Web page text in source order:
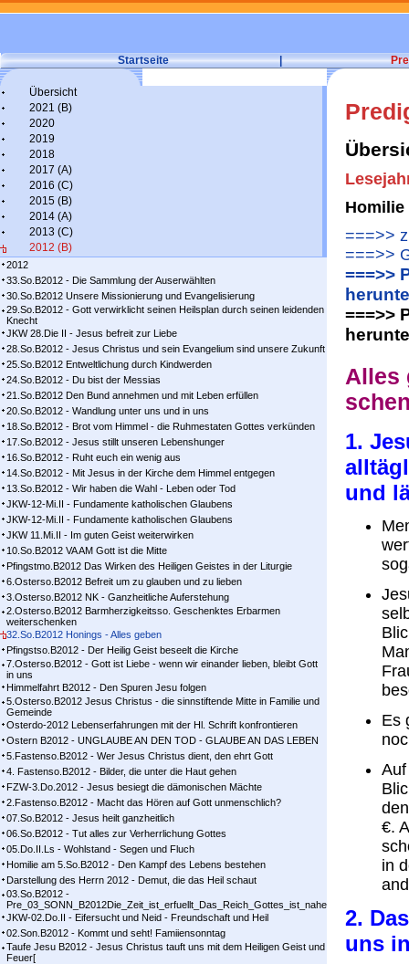
Startseite |
Übersicht
2021 (B)
2020
2019
2018
2017 (A)
2016 (C)
2015 (B)
2014 (A)
2013 (C)
2012 (B)
2012
33.So.B2012 - Die Sammlung der Auserwählten
30.So.B2012 Unsere Missionierung und Evangelisierung
29.So.B2012 - Gott verwirklicht seinen Heilsplan durch seinen leidenden
Knecht
JKW 28.Die II - Jesus befreit zur Liebe
28.So.B2012 - Jesus Christus und sein Evangelium sind unsere Zukunft
25.So.B2012 Entweltlichung durch Kindwerden
24.So.B2012 - Du bist der Messias
21.So.B2012 Den Bund annehmen und mit Leben erfüllen
20.So.B2012 - Wandlung unter uns und in uns
18.So.B2012 - Brot vom Himmel - die Ruhmestaten Gottes verkünden
17.So.B2012 - Jesus stillt unseren Lebenshunger
16.So.B2012 - Ruht euch ein wenig aus
14.So.B2012 - Mit Jesus in der Kirche dem Himmel entgegen
13.So.B2012 - Wir haben die Wahl - Leben oder Tod
JKW-12-Mi.II - Fundamente katholischen Glaubens
JKW-12-Mi.II - Fundamente katholischen Glaubens
JKW 11.Mi.II - Im guten Geist weiterwirken
10.So.B2012 VA AM Gott ist die Mitte
Pfingstmo.B2012 Das Wirken des Heiligen Geistes in der Liturgie
6.Osterso.B2012 Befreit um zu glauben und zu lieben
3.Osterso.B2012 NK - Ganzheitliche Auferstehung
2.Osterso.B2012 Barmherzigkeitsso. Geschenktes Erbarmen
weiterschenken
32.So.B2012 Honings - Alles geben
Pfingstso.B2012 - Der Heilig Geist beseelt die Kirche
7.Osterso.B2012 - Gott ist Liebe - wenn wir einander lieben, bleibt Gott
in uns
Himmelfahrt B2012 - Den Spuren Jesu folgen
5.Osterso.B2012 Jesus Christus - die sinnstiftende Mitte in Familie und
Gemeinde
Osterdo-2012 Lebenserfahrungen mit der Hl. Schrift konfrontieren
Ostern B2012 - UNGLAUBE AN DEN TOD - GLAUBE AN DAS LEBEN
5.Fastenso.B2012 - Wer Jesus Christus dient, den ehrt Gott
4. Fastenso.B2012 - Bilder, die unter die Haut gehen
FZW-3.Do.2012 - Jesus besiegt die dämonischen Mächte
2.Fastenso.B2012 - Macht das Hören auf Gott unmenschlich?
07.So.B2012 - Jesus heilt ganzheitlich
06.So.B2012 - Tut alles zur Verherrlichung Gottes
05.Do.II.Ls - Wohlstand - Segen und Fluch
Homilie am 5.So.B2012 - Den Kampf des Lebens bestehen
Darstellung des Herrn 2012 - Demut, die das Heil schaut
03.So.B2012 -
Pre_03_SONN_B2012Die_Zeit_ist_erfuellt_Das_Reich_Gottes_ist_nahe
JKW-02.Do.II - Eifersucht und Neid - Freundschaft und Heil
02.Son.B2012 - Kommt und seht! Famiiensonntag
Taufe Jesu B2012 - Jesus Christus tauft uns mit dem Heiligen Geist und
Feuer[
Homilie
===>>
===>>
===>>
===>>
Alles
1.
und
Es
€.
in
2.
uns